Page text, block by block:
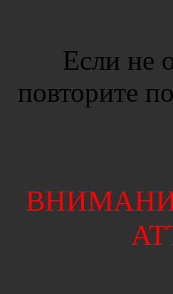
Если не
повторите